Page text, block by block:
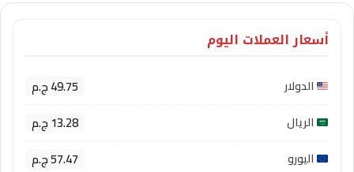
أسعار العملات اليوم
الدولار 49.75 ج.م
الريال 13.28 ج.م
اليورو 57.47 ج.م